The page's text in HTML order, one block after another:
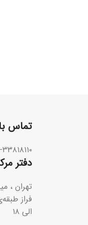
تماس
۰۲۱-
دفتر
تهران ،
الی ۱۸